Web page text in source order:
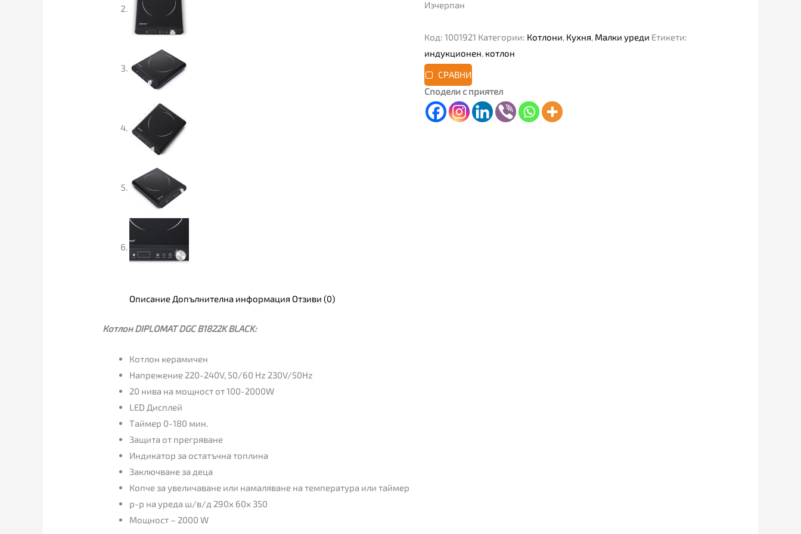
Изчерпан
Код: 1001921 Категории: Котлони Кухня Малки уреди Етикети:
индукционен котлон
СРАВНИ
Сподели с приятел
Описание Допълнителна информация Отзиви (0)
Котлон DIPLOMAT DGC B1822K BLACK:
Котлон керамичен
Напрежение 220-240V, 50/60 Hz 230V/50Hz
20 нива на мощност от 100-2000W
LED Дисплей
Таймер 0-180 мин.
Защита от прегряване
Индикатор за остатъчна топлина
Заключване за деца
Копче за увеличаване или намаляване на температура или таймер
р-р на уреда ш/в/д 290x 60x 350
Мощност – 2000 W